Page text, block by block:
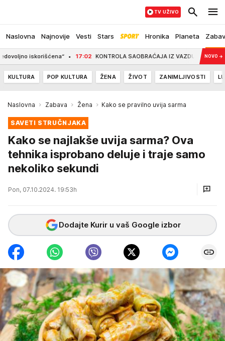
Naslovna Najnovije Vesti Stars Hronika Planeta
TV UŽIVO
iskorišćena“ 17:02 KONTROLA SAOBRAĆAJA IZ VAZDUHA DronoviNOVO →
KULTURA POP KULTURA ŽENA ŽIVOT ZANIMLJIVOSTI
Naslovna Zabava Žena Kako se pravilno uvija sarma
SAVETI STRUČNJAKA
Kako se najlakše uvija sarma? Ova
tehnika isprobano deluje i traje samo
nekoliko sekundi
Pon, 07.10.2024. 19:53h
Dodajte Kurir u vaš Google izbor